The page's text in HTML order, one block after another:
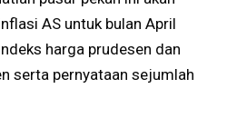
AS untuk bulan April
harga prudesen dan
serta pernyataan sejumlah